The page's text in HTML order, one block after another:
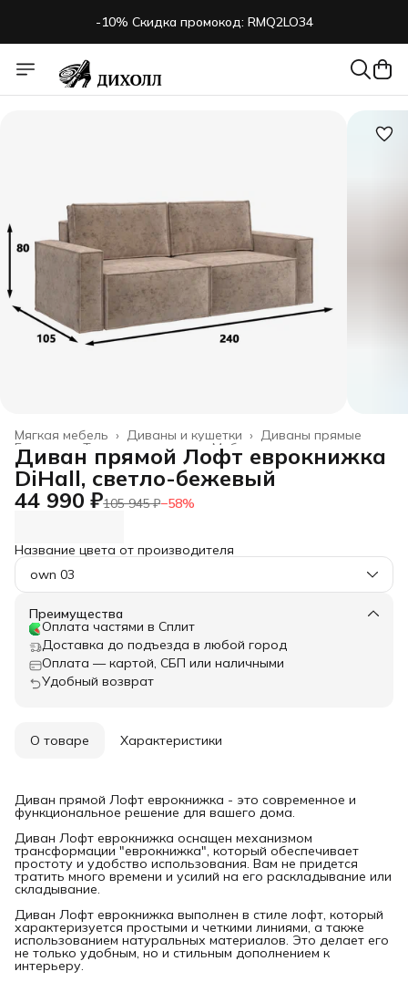
-10% Скидка промокод: RMQ2LO34
Диваны прямые
Диваны и кушетки ›
Мягкая мебель ›
Мебель
Товары для дома
Главная
Диван прямой Лофт еврокнижка
DiHall, светло-бежевый
44 990 ₽105 945 ₽−58%
Название цвета от производителя
own 03
Преимущества
Оплата частями в Сплит
Доставка до подъезда в любой город
Оплата — картой, СБП или наличными
Удобный возврат
О товаре Характеристики
Диван прямой Лофт еврокнижка - это современное и
функциональное решение для вашего дома.
Диван Лофт еврокнижка оснащен механизмом
трансформации "еврокнижка", который обеспечивает
простоту и удобство использования. Вам не придется
тратить много времени и усилий на его раскладывание или
складывание.
Диван Лофт еврокнижка выполнен в стиле лофт, который
характеризуется простыми и четкими линиями, а также
использованием натуральных материалов. Это делает его
не только удобным, но и стильным дополнением к
интерьеру.